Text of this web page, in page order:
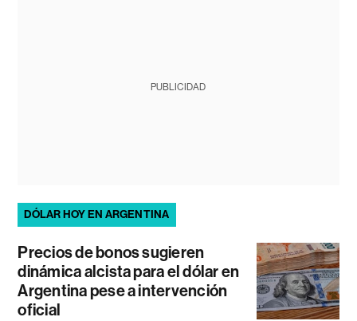
PUBLICIDAD
DÓLAR HOY EN ARGENTINA
Precios de bonos sugieren
dinámica alcista para el dólar en
Argentina pese a intervención
oficial